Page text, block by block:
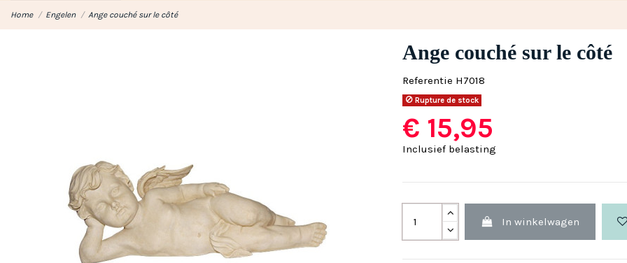
Home Engelen Ange couché sur le côté
Ange couché sur le côté
Referentie H7018
Rupture de stock
€ 15,95
Inclusief belasting
In winkelwagen